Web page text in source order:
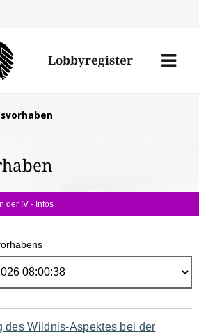
Lobbyregister
Menü
der IV - Infos
des Wildnis-Aspektes bei der